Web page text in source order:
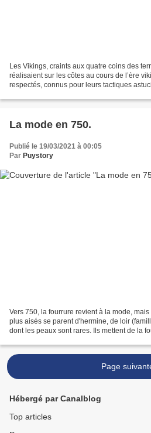
Les Vikings, craints aux quatre coins des
réalisaient sur les côtes au cours de l’ère
respectés, connus pour leurs tactiques
La mode en 750.
Publié le 19/03/2021 à 00:05
Par Puystory
Vers 750, la fourrure revient à la mode,
plus aisés se parent d'hermine, de loir
dont les peaux sont rares. Ils mettent de la
Page
Hébergé par Canalblog
Top articles